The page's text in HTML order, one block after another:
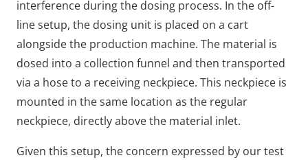
interference during the dosing process. In the off-
line setup, the dosing unit is placed on a cart
alongside the production machine. The material is
dosed into a collection funnel and then transported
via a hose to a receiving neckpiece. This neckpiece is
mounted in the same location as the regular
neckpiece, directly above the material inlet.
Given this setup, the concern expressed by our test